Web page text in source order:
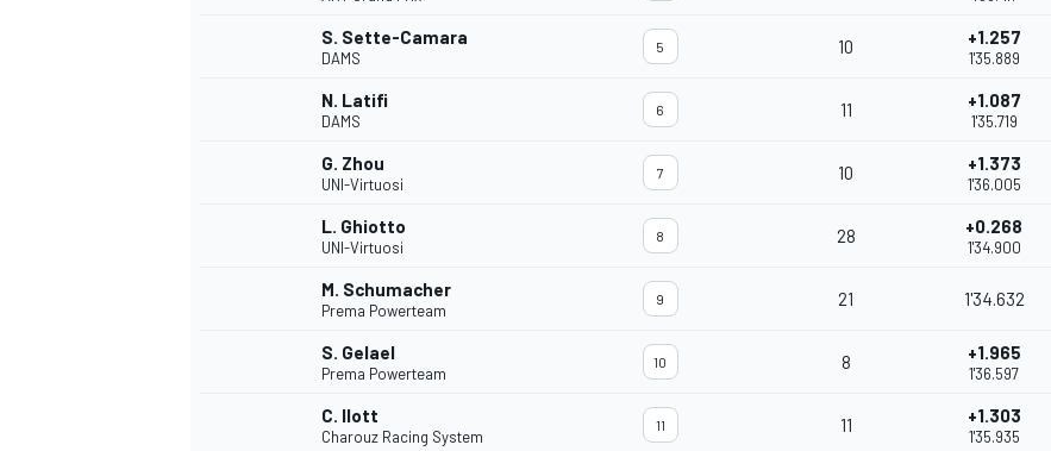
S. Sette-Camara
DAMS
5 10 +1.257
1'35.889
N. Latifi
DAMS
6 11 +1.087
1'35.719
G. Zhou
UNI-Virtuosi
7 10 +1.373
1'36.005
L. Ghiotto
UNI-Virtuosi
8 28 +0.268
1'34.900
M. Schumacher
Prema Powerteam
9 21 1'34.632
S. Gelael
Prema Powerteam
10 8 +1.965
1'36.597
C. Ilott
Charouz Racing System
11 11 +1.303
1'35.935